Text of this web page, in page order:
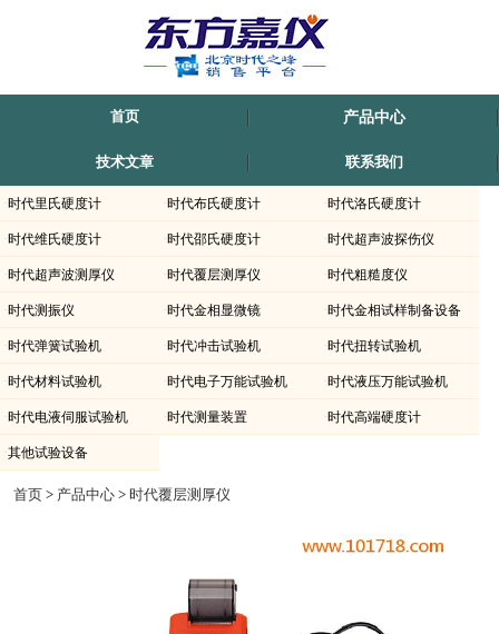
首页 产品中心
技术文章 联系我们
·时代里氏硬度计 ·时代布氏硬度计 ·时代洛氏硬度计
·时代维氏硬度计 ·时代邵氏硬度计 ·时代超声波探伤仪
·时代超声波测厚仪 ·时代覆层测厚仪 ·时代粗糙度仪
·时代测振仪 ·时代金相显微镜 ·时代金相试样制备设备
·时代弹簧试验机 ·时代冲击试验机 ·时代扭转试验机
·时代材料试验机 ·时代电子万能试验机 ·时代液压万能试验机
·时代电液伺服试验机 ·时代测量装置 ·时代高端硬度计
·其他试验设备
京亦庄开发区-天津滨海开发区-秦皇岛经济开发区-太原经济开发区-呼和浩特经济开
开发区-虹桥经济开发区-北京时代集团厂家官方网站漕河泾开发区-连云港开发区-南
区-乌鲁木齐开发区-石河子开发区-昆山--湛江-萧山-北京时代官网辽宁-淄博-宁夏-绵
阳-云南-朝阳-陕西-邯郸-邢台-保定-张家口-承德-廊坊-呼和浩特-包头-鞍山-大庆-锦州-
铁岭-盘锦-青海-北海-唐山-吉林-苏州-昆山-无锡-青岛开发区-时代仪器正品郑州开发
首页 > 产品中心 > 时代覆层测厚仪